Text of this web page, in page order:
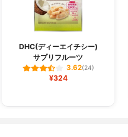
DHC(ディーエイチシー)
サプリフルーツ
3.62(24)
¥324